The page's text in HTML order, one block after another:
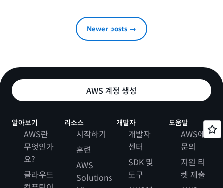
Newer posts →
AWS 계정 생성
알아보기
AWS란
무엇인가
요?
클라우드
리소스
시작하기
훈련
AWS
Solutions
개발자
개발자
센터
SDK 및
도구
도움말
AWS에
문의
지원 티
켓 제출